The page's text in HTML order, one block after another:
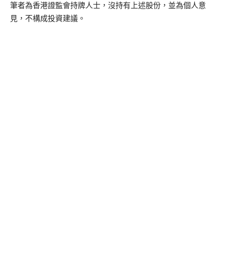
筆者為香港證監會持牌人士，沒持有上述股份，並為個人意
見，不構成投資建議。